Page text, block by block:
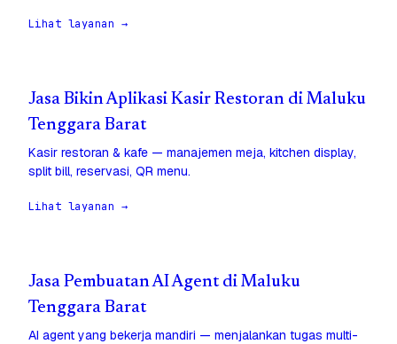
Lihat layanan →
Jasa Bikin Aplikasi Kasir Restoran di Maluku
Tenggara Barat
Kasir restoran & kafe — manajemen meja, kitchen display,
split bill, reservasi, QR menu.
Lihat layanan →
Jasa Pembuatan AI Agent di Maluku
Tenggara Barat
AI agent yang bekerja mandiri — menjalankan tugas multi-